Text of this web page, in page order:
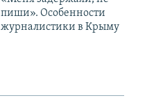
пиши». Особенности
журналистики в Крыму